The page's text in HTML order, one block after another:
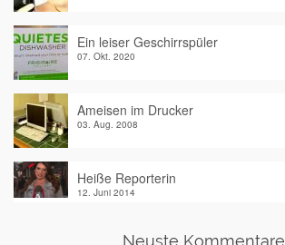
Ein leiser Geschirrspüler
07. Okt. 2020
Ameisen im Drucker
03. Aug. 2008
Heiße Reporterin
12. Juni 2014
Neuste Kommentare